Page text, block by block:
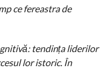
ce fereastra de
tendința liderilor
lor istoric. În